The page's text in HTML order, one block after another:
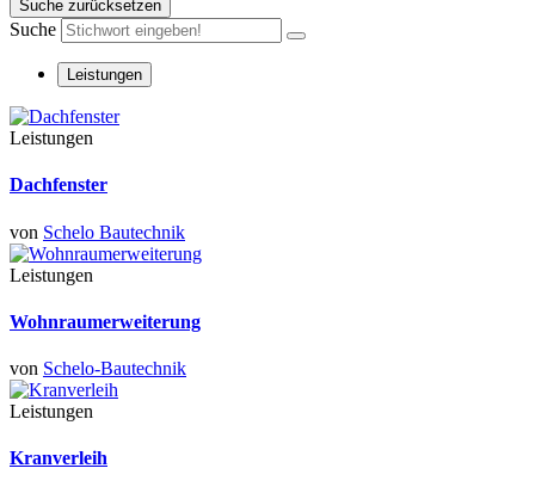
Suche zurücksetzen
Suche
Leistungen
Leistungen
Dachfenster
von Schelo Bautechnik
Leistungen
Wohnraumerweiterung
von Schelo-Bautechnik
Leistungen
Kranverleih